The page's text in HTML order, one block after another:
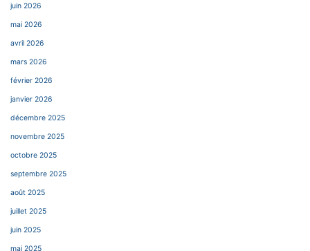
juin 2026
mai 2026
avril 2026
mars 2026
février 2026
janvier 2026
décembre 2025
novembre 2025
octobre 2025
septembre 2025
août 2025
juillet 2025
juin 2025
mai 2025